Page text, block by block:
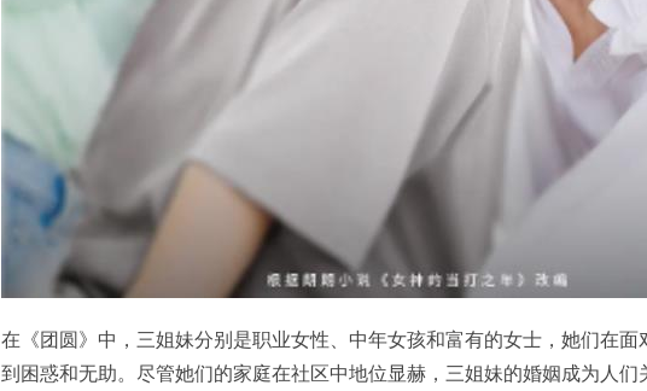
在《团圆》中，三姐妹分别是职业女性、中年女孩和富有的女士，她们在
到困惑和无助。尽管她们的家庭在社区中地位显赫，三姐妹的婚姻成为人